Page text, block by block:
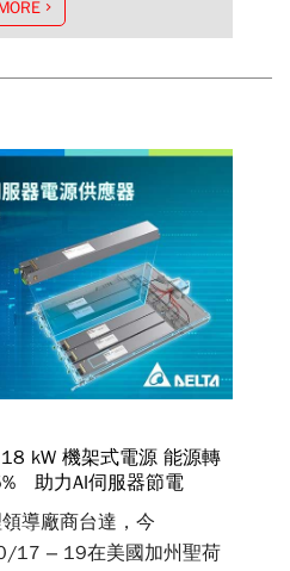
kW 機架式電源 能源轉
助力AI伺服器節電
導廠商台達，今
17 – 19在美國加州聖荷